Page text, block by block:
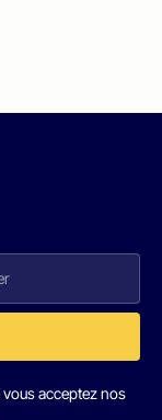
acceptez nos